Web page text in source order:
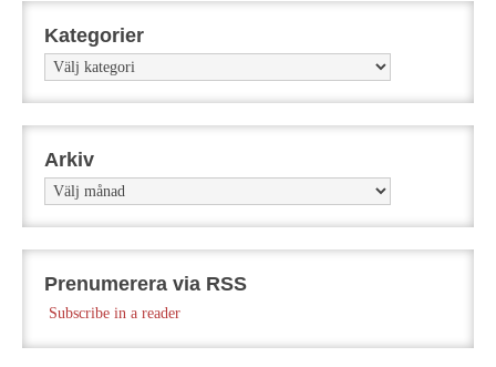
Kategorier
Kategorier
Arkiv
Arkiv
Prenumerera via RSS
Subscribe in a reader